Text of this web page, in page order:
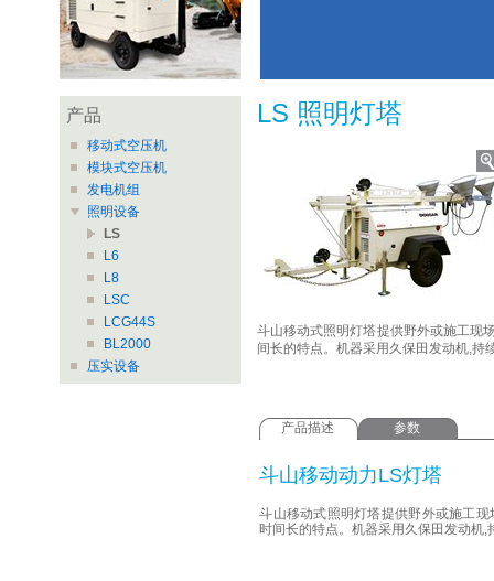
产品
移动式空压机
模块式空压机
发电机组
照明设备
LS
L6
L8
LSC
LCG44S
BL2000
压实设备
LS 照明灯塔
斗山移动式照明灯塔提供野外或施工现
间长的特点。机器采用久保田发动机,持
产品描述 参数
斗山移动动力LS灯塔
斗山移动式照明灯塔提供野外或施工
时间长的特点。机器采用久保田发动机